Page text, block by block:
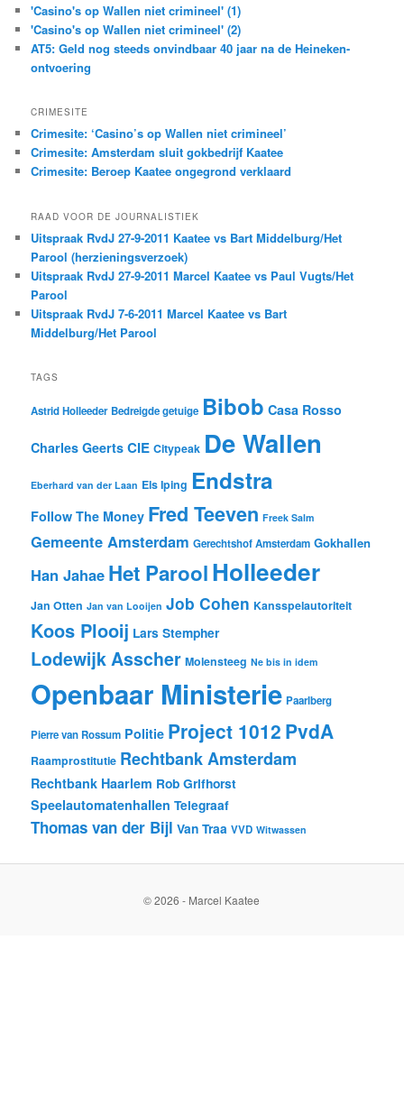
'Casino's op Wallen niet crimineel' (1)
'Casino's op Wallen niet crimineel' (2)
AT5: Geld nog steeds onvindbaar 40 jaar na de Heineken-
ontvoering
CRIMESITE
Crimesite: ‘Casino’s op Wallen niet crimineel’
Crimesite: Amsterdam sluit gokbedrijf Kaatee
Crimesite: Beroep Kaatee ongegrond verklaard
RAAD VOOR DE JOURNALISTIEK
Uitspraak RvdJ 27-9-2011 Kaatee vs Bart Middelburg/Het
Parool (herzieningsverzoek)
Uitspraak RvdJ 27-9-2011 Marcel Kaatee vs Paul Vugts/Het
Parool
Uitspraak RvdJ 7-6-2011 Marcel Kaatee vs Bart
Middelburg/Het Parool
TAGS
Astrid Holleeder Bedreigde getuige Bibob Casa Rosso
Charles Geerts CIE Citypeak De Wallen
Eberhard van der Laan Els Iping Endstra
Follow The Money Fred Teeven Freek Salm
Gemeente Amsterdam Gerechtshof Amsterdam Gokhallen
Han Jahae Het ParoolHolleeder
Jan Otten Jan van Looijen Job Cohen Kansspelautoriteit
Koos Plooij Lars Stempher
Lodewijk Asscher Molensteeg Ne bis in idem
Openbaar Ministerie Paarlberg
Pierre van Rossum Politie Project 1012 PvdA
Raamprostitutie Rechtbank Amsterdam
Rechtbank Haarlem Rob Grifhorst
Speelautomatenhallen Telegraaf
Thomas van der Bijl Van Traa VVD Witwassen
© 2026 - Marcel Kaatee